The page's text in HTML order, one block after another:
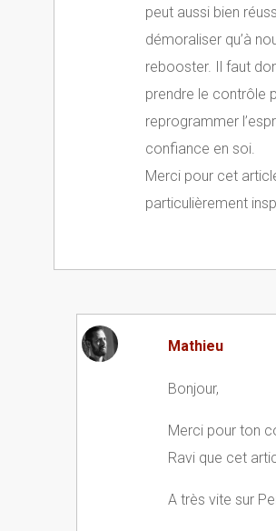
peut aussi bien
démoraliser qu’à
rebooster. Il faut
prendre le contrôle
reprogrammer
confiance en soi.
Merci pour cet
particulièrement
Mathieu
Bonjour,
Merci pour ton
Ravi que cet
A très vite sur